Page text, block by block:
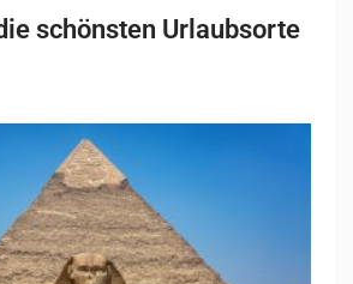
schönsten Urlaubsorte